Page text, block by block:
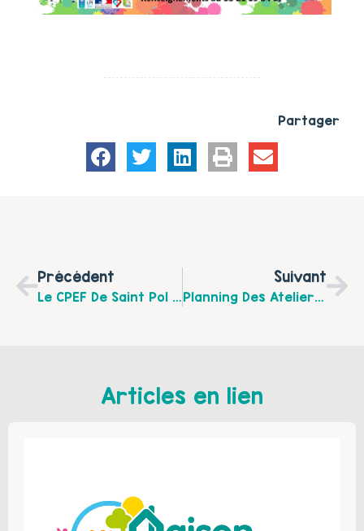
Partager
Précédent
Le CPEF De Saint Pol Sur Ternoise Propose Des Permanences À Fruges Et À Marconne
Suivant
Planning Des Ateliers D'éveil Itinérants De Septembre À Octobre 2020 Du "Jardin Des Mômes" À Fruges
Articles en lien